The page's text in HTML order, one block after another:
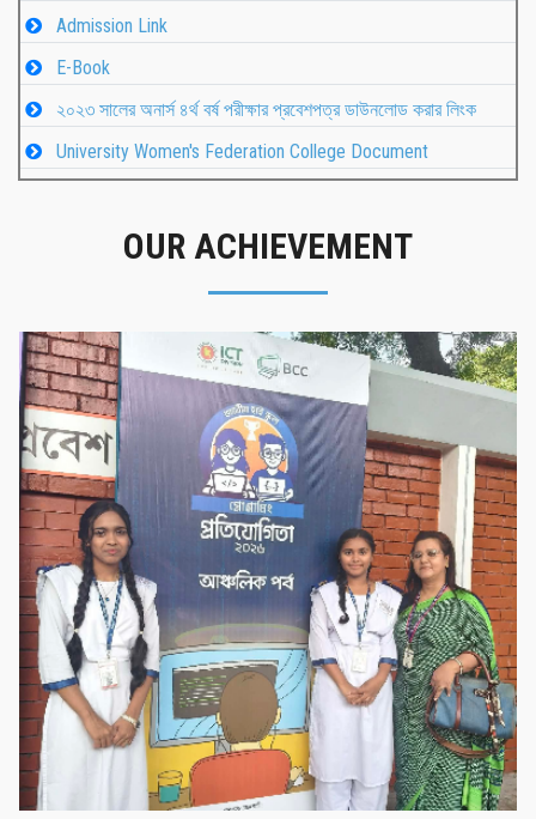
Admission Link
E-Book
২০২৩ সালের অনার্স ৪র্থ বর্ষ পরীক্ষার প্রবেশপত্র ডাউনলোড করার লিংক
University Women's Federation College Document
OUR ACHIEVEMENT
গৌরবের মুহূর্ত
গৌরবের মুহূর্ত